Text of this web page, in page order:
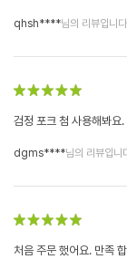
qhsh****님의 리뷰입니
검정 포크 첨 사용해봐요
dgms****님의 리뷰입니
처음 주문 했어요. 만족